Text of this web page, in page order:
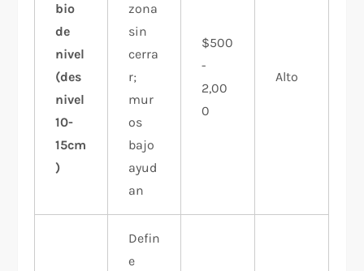
bio
de
nivel
(des
nivel
10-
15cm
)
zona
sin
cerra
r;
mur
os
bajo
ayud
an
$500
-
2,00
0
Alto
Defin
e